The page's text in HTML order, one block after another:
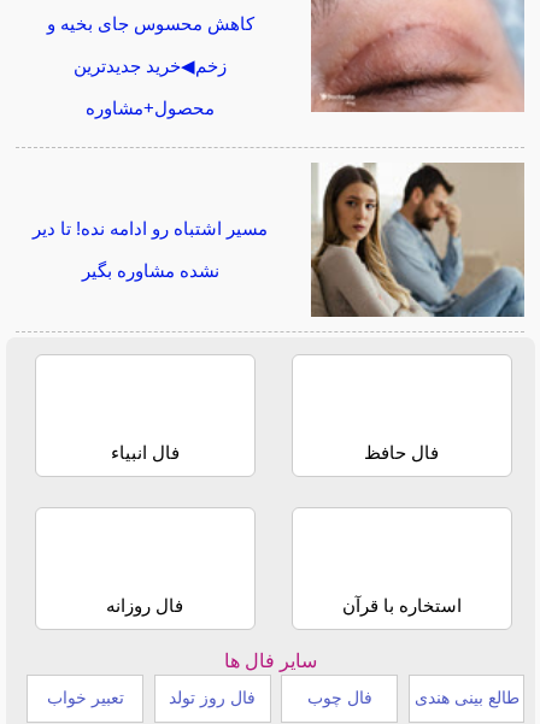
کاهش محسوس جای بخیه و
زخم◀خرید جدیدترین
محصول+مشاوره
مسیر اشتباه رو ادامه نده! تا دیر
نشده مشاوره بگیر
فال حافظ فال انبیاء
استخاره با قرآن فال روزانه
سایر فال ها
طالع بینی هندی فال چوب فال روز تولد تعبیر خواب